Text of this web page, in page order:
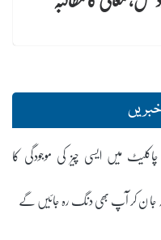
میں ایسی چیز کی موجودگی کا
جا ن کر آپ بھی دنگ رہ جائیں گے